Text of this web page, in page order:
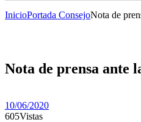
InicioPortada ConsejoNota de
Nota de prensa ante
10/06/2020
605Vistas